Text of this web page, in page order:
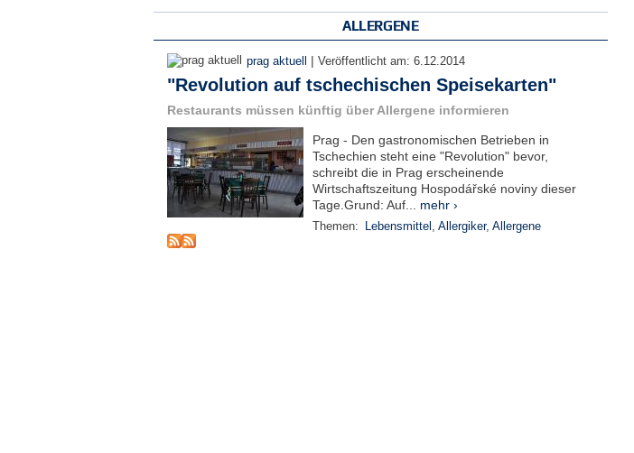
ALLERGENE
prag aktuell | Veröffentlicht am: 6.12.2014
"Revolution auf tschechischen Speisekarten"
Restaurants müssen künftig über Allergene informieren
Prag - Den gastronomischen Betrieben in
Tschechien steht eine "Revolution" bevor,
schreibt die in Prag erscheinende
Wirtschaftszeitung Hospodářské noviny dieser
Tage.Grund: Auf... mehr ›
Themen: Lebensmittel , Allergiker, Allergene